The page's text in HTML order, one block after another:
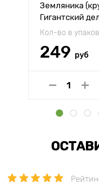
Земляника
Гигантский
Кол-во в
249 руб